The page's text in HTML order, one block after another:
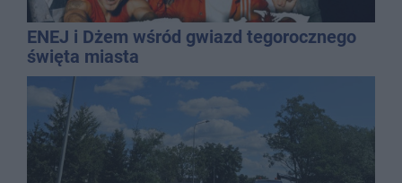
ENEJ i Dżem wśród gwiazd tegorocznego
święta miasta